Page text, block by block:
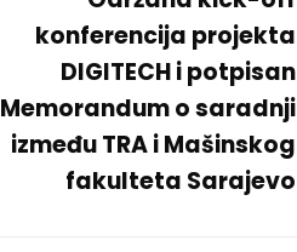
konferencija projekta
DIGITECH i potpisan
Memorandum o saradnji
između TRA i Mašinskog
fakulteta Sarajevo